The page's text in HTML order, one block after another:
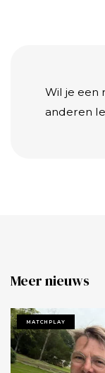
Wil je een
anderen
Meer nieuws
MATCHPLAY